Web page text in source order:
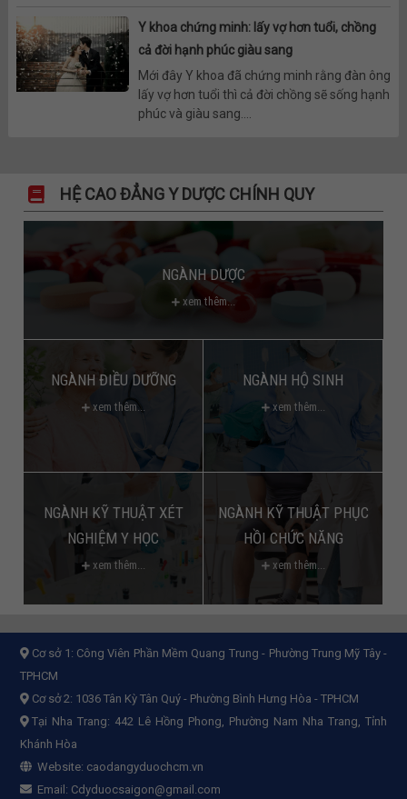
Y khoa chứng minh: lấy vợ hơn tuổi, chồng
cả đời hạnh phúc giàu sang
Mới đây Y khoa đã chứng minh rằng đàn ông
lấy vợ hơn tuổi thì cả đời chồng sẽ sống hạnh
phúc và giàu sang....
HỆ CAO ĐẲNG Y DƯỢC CHÍNH QUY
NGÀNH DƯỢC
xem thêm...
NGÀNH ĐIỀU DƯỠNG
xem thêm...
NGÀNH HỘ SINH
xem thêm...
NGÀNH KỸ THUẬT XÉT
NGHIỆM Y HỌC
xem thêm...
NGÀNH KỸ THUẬT PHỤC
HỒI CHỨC NĂNG
xem thêm...
Cơ sở 1: Công Viên Phần Mềm Quang Trung - Phường Trung Mỹ Tây -
TPHCM
Cơ sở 2: 1036 Tân Kỳ Tân Quý - Phường Bình Hưng Hòa - TPHCM
Tại Nha Trang: 442 Lê Hồng Phong, Phường Nam Nha Trang, Tỉnh
Khánh Hòa
Website: caodangyduochcm.vn
Email: Cdyduocsaigon@gmail.com